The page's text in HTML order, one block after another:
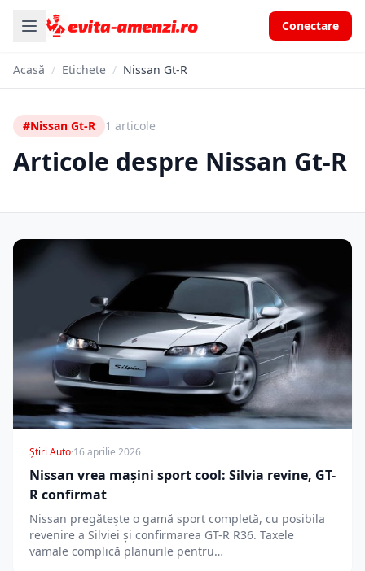
Conectare
Acasă / Etichete / Nissan Gt-R
#Nissan Gt-R 1 articole
Articole despre Nissan Gt-R
Știri Auto·16 aprilie 2026
Nissan vrea mașini sport cool: Silvia revine, GT-
R confirmat
Nissan pregătește o gamă sport completă, cu posibila
revenire a Silviei și confirmarea GT-R R36. Taxele
vamale complică planurile pentru…